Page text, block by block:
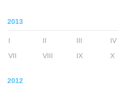
2013
I II III IV
VII
VIII IX X
2012